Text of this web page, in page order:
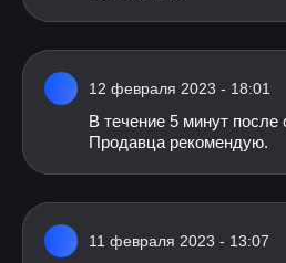
12 февраля 2023 - 18:01
В течение 5 минут
Продавца рекомендую.
11 февраля 2023 - 13:07